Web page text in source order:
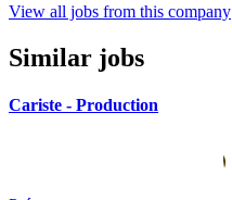
View all jobs from this company
Similar jobs
Cariste - Production